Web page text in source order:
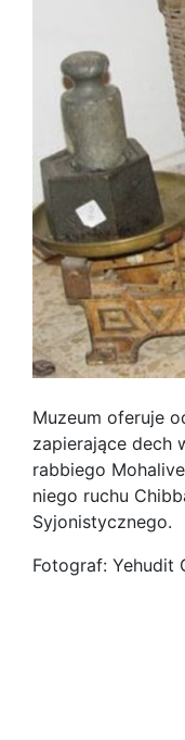
Muzeum oferuje
zapierające dech
rabbiego
niego ruchu
Syjonistycznego.
Fotograf: Yehudit